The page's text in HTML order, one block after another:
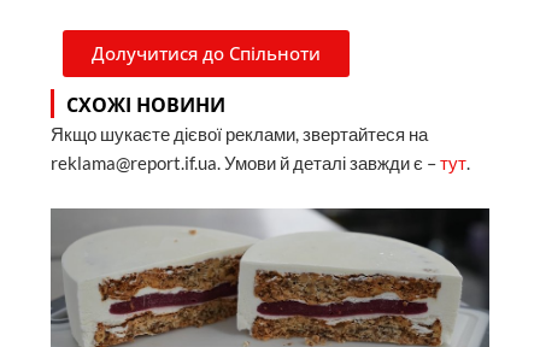
Долучитися до Спільноти
СХОЖІ НОВИНИ
Якщо шукаєте дієвої реклами, звертайтеся на
reklama@report.if.ua. Умови й деталі завжди є –тут.